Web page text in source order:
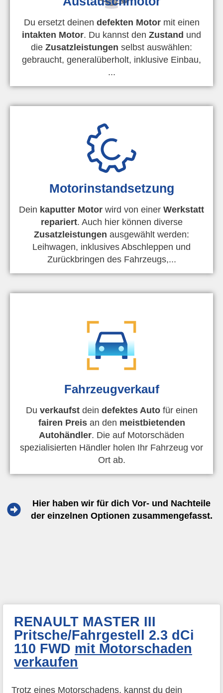
Du ersetzt deinen defekten Motormit einen
intakten Motor. Du kannst den Zustand und
die Zusatzleistungen selbst auswählen:
gebraucht, generalüberholt, inklusive Einbau,
...
Motorinstandsetzung
Dein kaputter Motor wird von einer Werkstatt
repariert. Auch hier können diverse
Zusatzleistungen ausgewählt werden:
Leihwagen, inklusives Abschleppen und
Zurückbringen des Fahrzeugs,...
Fahrzeugverkauf
Du verkaufstdein defektes Autofür einen
fairen Preisan den meistbietenden
Autohändler. Die auf Motorschäden
spezialisierten Händler holen Ihr Fahrzeug vor
Ort ab.
Hier haben wir für dich Vor- und Nachteile
der einzelnen Optionen zusammengefasst.
RENAULT MASTER III
Pritsche/Fahrgestell 2.3 dCi
110 FWD mit Motorschaden
verkaufen
Trotz eines Motorschadens, kannst du dein